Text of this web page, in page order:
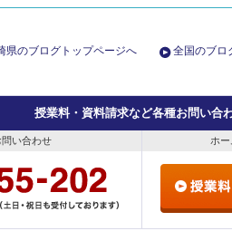
県のブログトップページへ 全国のブロ
授業料・資料請求など各種お問い合
い合わせ ホ